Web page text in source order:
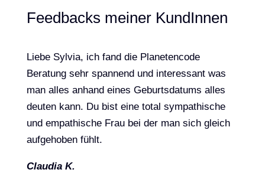
Feedbacks meiner KundInnen
Liebe Sylvia, ich fand die Planetencode
Beratung sehr spannend und interessant was
man alles anhand eines Geburtsdatums alles
deuten kann. Du bist eine total sympathische
und empathische Frau bei der man sich gleich
aufgehoben fühlt.
Claudia K.